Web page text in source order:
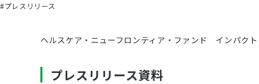
#プレスリリース
ヘルスケア・ニューフロンティア・ファンド インパク
プレスリリース資料